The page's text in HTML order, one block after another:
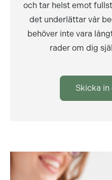
och tar helst emot
det underlättar vår
behöver inte vara
rader om dig
Skicka